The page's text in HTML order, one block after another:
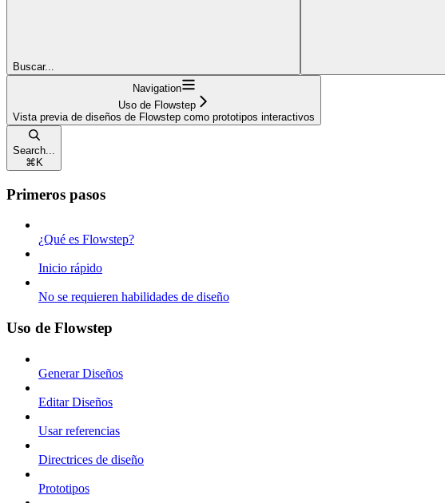
Buscar...
Navigation
Uso de Flowstep
Vista previa de diseños de Flowstep como prototipos interactivos
Search...
⌘ K
Primeros pasos
¿Qué es Flowstep?
Inicio rápido
No se requieren habilidades de diseño
Uso de Flowstep
Generar Diseños
Editar Diseños
Usar referencias
Directrices de diseño
Prototipos